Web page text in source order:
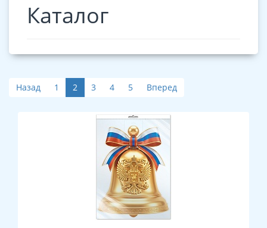
Каталог
Назад 1 2 3 4 5 Вперед